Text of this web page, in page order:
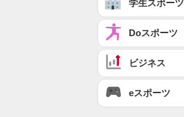
学生スポーツ
Doスポーツ
ビジネス
eスポーツ